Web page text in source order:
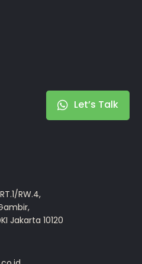
Let’s Talk
RW.4,
Jakarta 10120